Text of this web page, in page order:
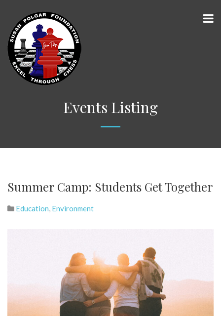
Events Listing
Summer Camp: Students Get Together
Education, Environment